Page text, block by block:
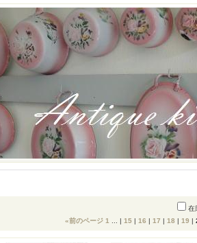
在
«前のページ 1 | 15 | 16 | 17 | 18 | 19 |